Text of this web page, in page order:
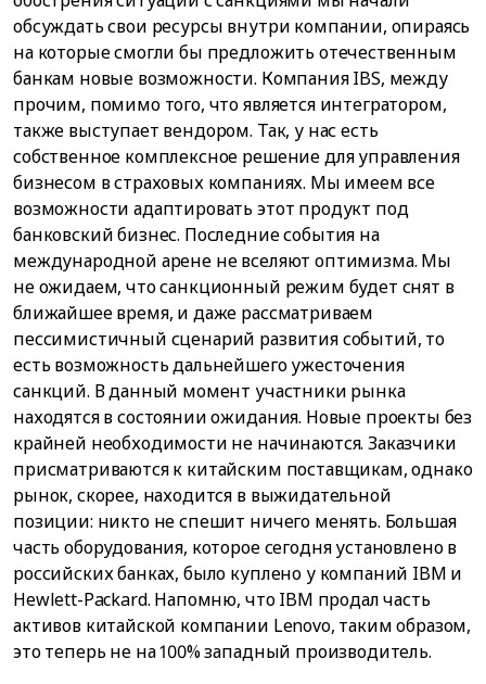
обсуждать свои ресурсы внутри компании, опираясь
на которые смогли бы предложить отечественным
банкам новые возможности. Компания IBS, между
прочим, помимо того, что является интегратором,
также выступает вендором. Так, у нас есть
собственное комплексное решение для управления
бизнесом в страховых компаниях. Мы имеем все
возможности адаптировать этот продукт под
банковский бизнес. Последние события на
международной арене не вселяют оптимизма. Мы
не ожидаем, что санкционный режим будет снят в
ближайшее время, и даже рассматриваем
пессимистичный сценарий развития событий, то
есть возможность дальнейшего ужесточения
санкций. В данный момент участники рынка
находятся в состоянии ожидания. Новые проекты без
крайней необходимости не начинаются. Заказчики
присматриваются к китайским поставщикам, однако
рынок, скорее, находится в выжидательной
позиции: никто не спешит ничего менять. Большая
часть оборудования, которое сегодня установлено в
российских банках, было куплено у компаний IBM и
Hewlett-Packard. Напомню, что IBM продал часть
активов китайской компании Lenovo, таким образом,
это теперь не на 100% западный производитель.